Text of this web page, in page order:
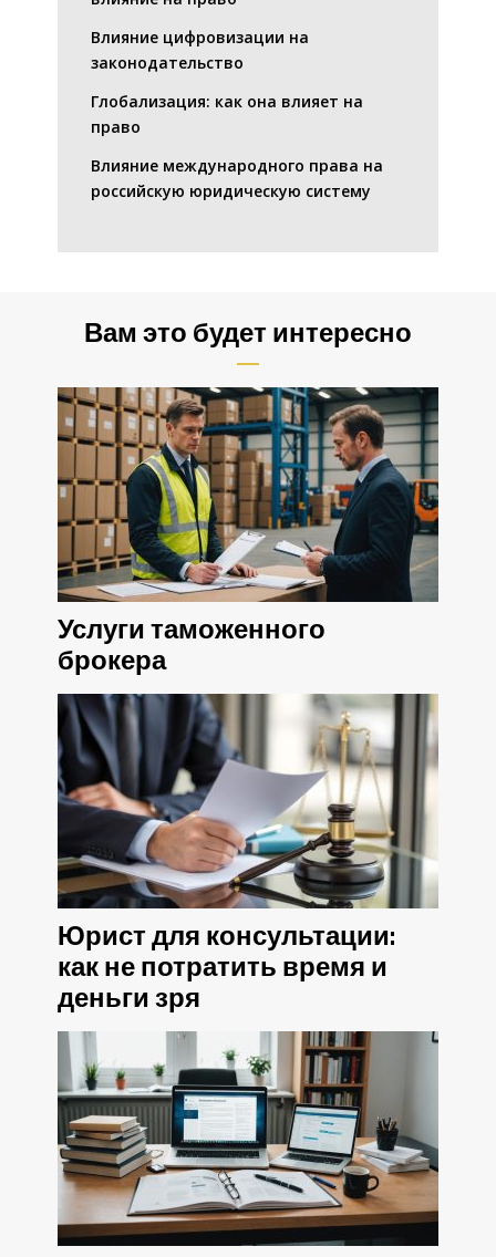
Влияние цифровизации на
законодательство
Глобализация: как она влияет на
право
Влияние международного права на
российскую юридическую систему
Вам это будет интересно
Услуги таможенного
брокера
Юрист для консультации:
как не потратить время и
деньги зря